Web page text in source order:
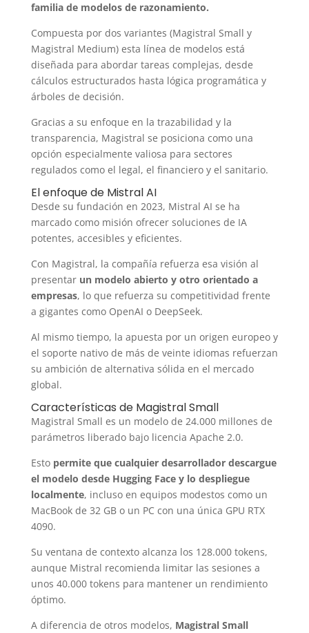
familia de modelos de razonamiento.
Compuesta por dos variantes (Magistral Small y
Magistral Medium) esta línea de modelos está
diseñada para abordar tareas complejas, desde
cálculos estructurados hasta lógica programática y
árboles de decisión.
Gracias a su enfoque en la trazabilidad y la
transparencia, Magistral se posiciona como una
opción especialmente valiosa para sectores
regulados como el legal, el financiero y el sanitario.
El enfoque de Mistral AI
Desde su fundación en 2023, Mistral AI se ha
marcado como misión ofrecer soluciones de IA
potentes, accesibles y eficientes.
Con Magistral, la compañía refuerza esa visión al
presentar un modelo abierto y otro orientado a
empresas, lo que refuerza su competitividad frente
a gigantes como OpenAI o DeepSeek.
Al mismo tiempo, la apuesta por un origen europeo y
el soporte nativo de más de veinte idiomas refuerzan
su ambición de alternativa sólida en el mercado
global.
Características de Magistral Small
Magistral Small es un modelo de 24.000 millones de
parámetros liberado bajo licencia Apache 2.0.
Esto permite que cualquier desarrollador descargue
el modelo desde Hugging Face y lo despliegue
localmente, incluso en equipos modestos como un
MacBook de 32 GB o un PC con una única GPU RTX
4090.
Su ventana de contexto alcanza los 128.000 tokens,
aunque Mistral recomienda limitar las sesiones a
unos 40.000 tokens para mantener un rendimiento
óptimo.
A diferencia de otros modelos, Magistral Small